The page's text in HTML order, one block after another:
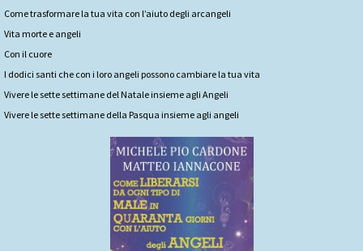
Come trasformare la tua vita con l’aiuto degli arcangeli
Vita morte e angeli
Con il cuore
I dodici santi che con i loro angeli possono cambiare la tua vita
Vivere le sette settimane del Natale insieme agli Angeli
Vivere le sette settimane della Pasqua insieme agli angeli